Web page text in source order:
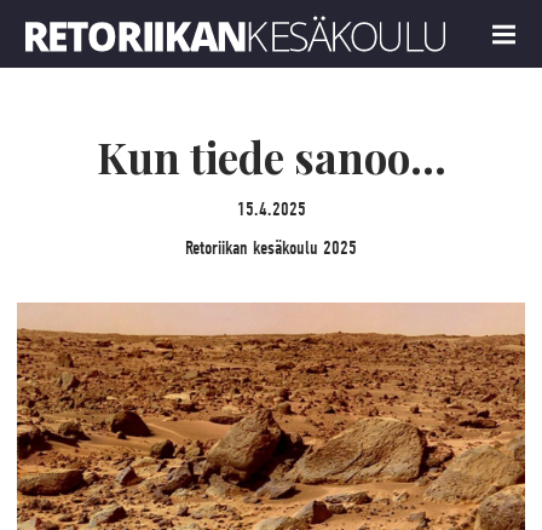
MENU
Kun tiede sanoo…
15.4.2025
Retoriikan kesäkoulu 2025